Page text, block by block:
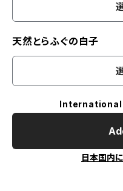
天然とらふぐの白子
日本国内